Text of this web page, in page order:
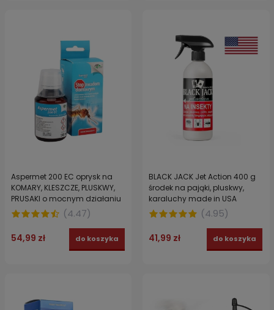
Aspermet 200 EC oprysk na
KOMARY, KLESZCZE, PLUSKWY,
PRUSAKI o mocnym działaniu
PERMETRYNA 100 ml
(4.47)
54,99 zł do koszyka
BLACK JACK Jet Action 400 g
środek na pająki, pluskwy,
karaluchy made in USA
(4.95)
41,99 zł do koszyka